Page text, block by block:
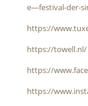
e—festival-der-
https://
https://towell.nl/
https://
https://